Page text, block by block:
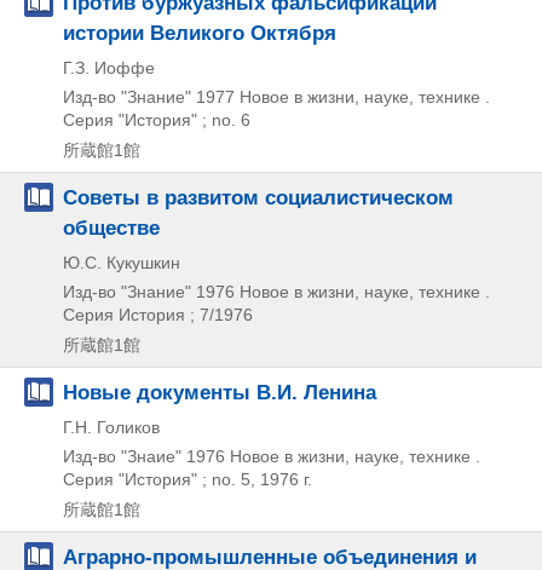
истории Великого Октября
Г.З. Иоффе
Изд-во "Знание" 1977 Новое в жизни, науке, технике .
Серия "История" ; no. 6
所蔵館1館
Советы в развитом социалистическом
обществе
Ю.С. Кукушкин
Изд-во "Знание" 1976 Новое в жизни, науке, технике .
Серия История ; 7/1976
所蔵館1館
Новые документы В.И. Ленина
Г.Н. Голиков
Изд-во "Знаие" 1976 Новое в жизни, науке, технике .
Серия "История" ; no. 5,
1976 г.
所蔵館1館
Аграрно-промышленные объединения и